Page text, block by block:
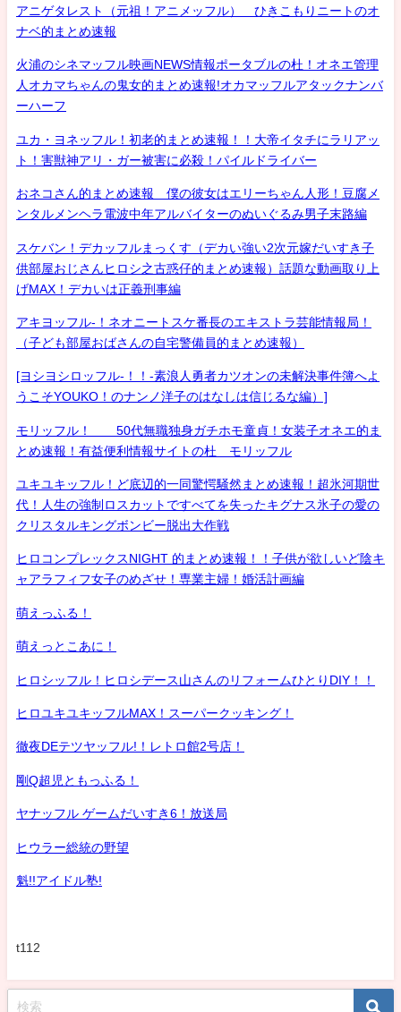
アニゲタレスト（元祖！アニメッフル） ひきこもりニートのオ
ナベ的まとめ速報
火浦のシネマッフル映画NEWS情報ポータブルの杜！オネエ管理
人オカマちゃんの鬼女的まとめ速報!オカマッフルアタックナンバ
ーハーフ
ユカ・ヨネッフル！初老的まとめ速報！！大帝イタチにラリアッ
ト！害獣神アリ・ガー被害に必殺！パイルドライバー
おネコさん的まとめ速報 僕の彼女はエリーちゃん人形！豆腐メ
ンタルメンヘラ電波中年アルバイターのぬいぐるみ男子末路編
スケバン！デカッフルまっくす（デカい強い2次元嫁だいすき子
供部屋おじさんヒロシ之古惑仔的まとめ速報）話題な動画取り上
げMAX！デカいは正義刑事編
アキヨッフル-！ネオニートスケ番長のエキストラ芸能情報局！
（子ども部屋おばさんの自宅警備員的まとめ速報）
[ヨシヨシロッフル-！！-素浪人勇者カツオンの未解決事件簿へよ
うこそYOUKO！のナンノ洋子のはなしは信じるな編）]
モリッフル！ 50代無職独身ガチホモ童貞！女装子オネエ的ま
とめ速報！有益便利情報サイトの杜 モリッフル
ユキユキッフル！ど底辺的一同驚愕騒然まとめ速報！超氷河期世
代！人生の強制ロスカットですべてを失ったキグナス氷子の愛の
クリスタルキングボンビー脱出大作戦
ヒロコンプレックスNIGHT 的まとめ速報！！子供が欲しいど陰キ
ャアラフィフ女子のめざせ！専業主婦！婚活計画編
萌えっふる！
萌えっとこあに！
ヒロシッフル！ヒロシデース山さんのリフォームひとりDIY！！
ヒロユキユキッフルMAX！スーパークッキング！
徹夜DEテツヤッフル!！レトロ館2号店！
剛Q超児ともっふる！
ヤナッフル ゲームだいすき6！放送局
ヒウラー総統の野望
魁!!アイドル塾!
t112